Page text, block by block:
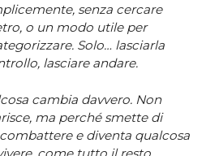
senza cercare
o un modo utile per
Solo… lasciarla
lasciare andare.
cambia davvero. Non
ma perché smette di
e diventa qualcosa
come tutto il resto.